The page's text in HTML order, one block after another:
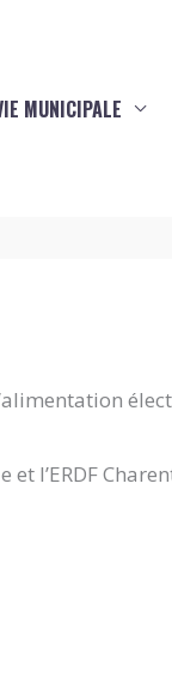
MUNICIPALE
l’ERDF